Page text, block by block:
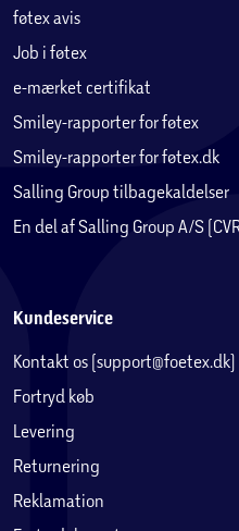
føtex avis
Job i føtex
e-mærket certifikat
Smiley-rapporter for føtex
Smiley-rapporter for føtex.dk
Salling Group tilbagekaldelser
En del af Salling Group A/S
Kundeservice
Kontakt os (support@foetex.dk)
Fortryd køb
Levering
Returnering
Reklamation